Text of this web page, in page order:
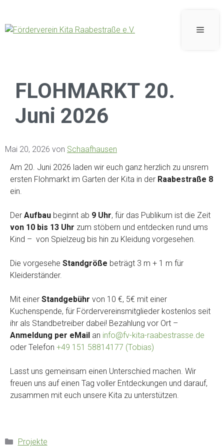
FLOHMARKT 20.
Juni 2026
Mai 20, 2026 von Schaafhausen
Am 20. Juni 2026 laden wir euch ganz herzlich zu unsrem
ersten Flohmarkt im Garten der Kita in der Raabestraße 8
ein.
Der Aufbau beginnt ab 9 Uhr, für das Publikum ist die Zeit
von 10 bis 13 Uhr zum stöbern und entdecken rund ums
Kind – von Spielzeug bis hin zu Kleidung vorgesehen.
Die vorgesehe Standgröße beträgt 3 m + 1 m für
Kleiderständer.
Mit einer Standgebühr von 10 €, 5€ mit einer
Kuchenspende, für Fördervereinsmitglieder kostenlos seit
ihr als Standbetreiber dabei! Bezahlung vor Ort –
Anmeldung per eMail an info@fv-kita-raabestrasse.de
oder Telefon +49 151 58814177 (Tobias)
Lasst uns gemeinsam einen Unterschied machen. Wir
freuen uns auf einen Tag voller Entdeckungen und darauf,
zusammen mit euch unsere Kita zu unterstützen.
Projekte